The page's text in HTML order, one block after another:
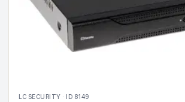
LC SECURITY · ID 8149